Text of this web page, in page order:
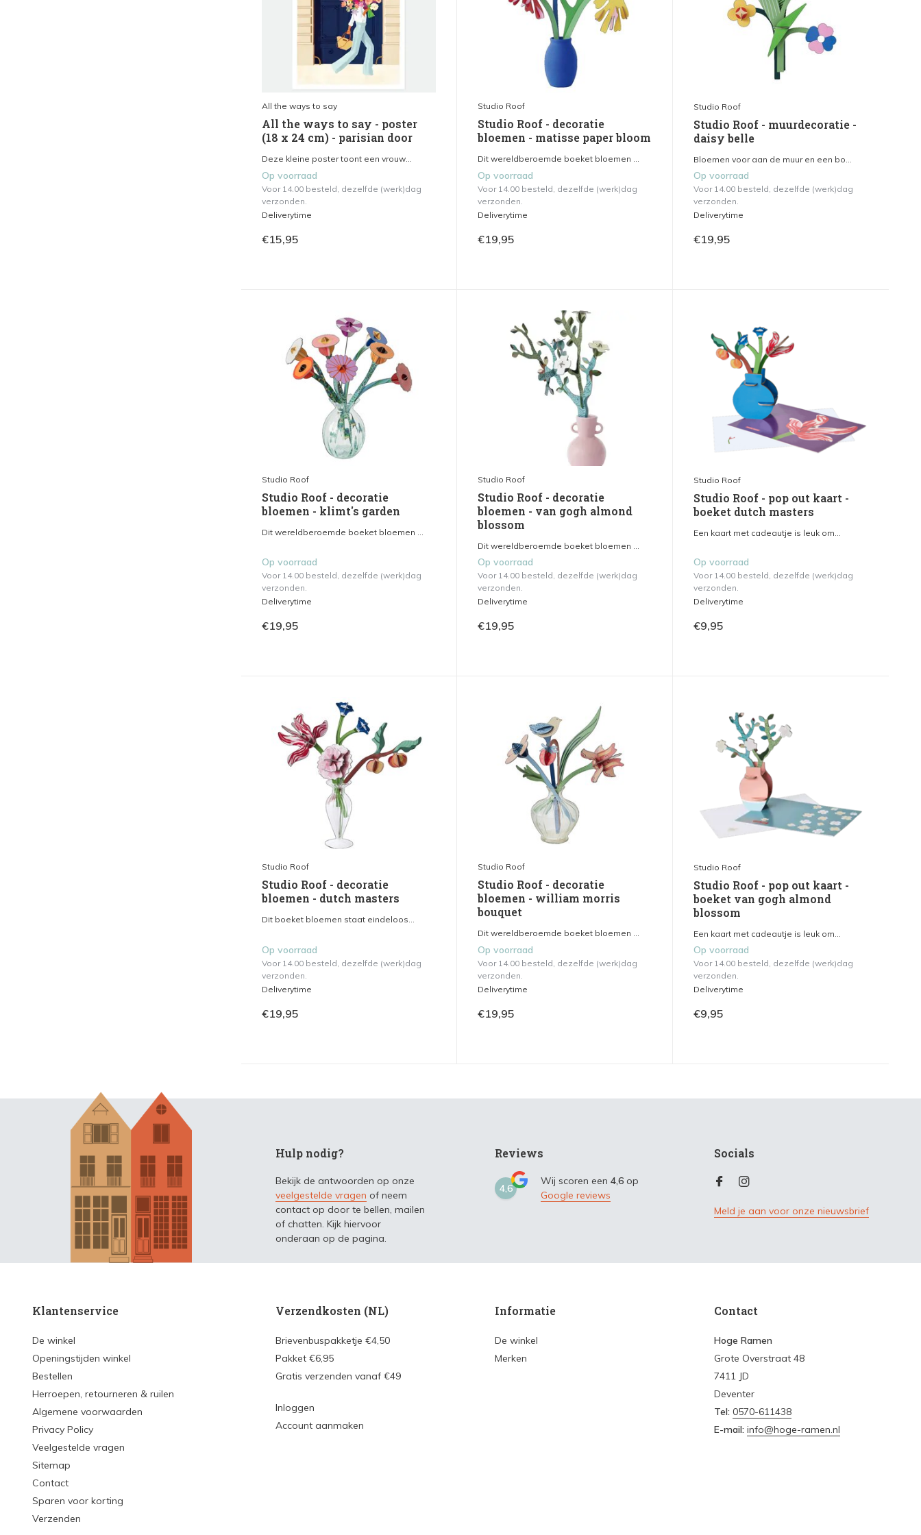
All the ways to say
All the ways to say - poster
(18 x 24 cm) - parisian door
Deze kleine poster toont een vrouw...
Op voorraad
Voor 14.00 besteld, dezelfde (werk)dag
verzonden.
Deliverytime
€15,95
Studio Roof
Studio Roof - decoratie
bloemen - matisse paper bloom
Dit wereldberoemde boeket bloemen ...
Op voorraad
Voor 14.00 besteld, dezelfde (werk)dag
verzonden.
Deliverytime
€19,95
Studio Roof
Studio Roof - muurdecoratie -
daisy belle
Bloemen voor aan de muur en een bo...
Op voorraad
Voor 14.00 besteld, dezelfde (werk)dag
verzonden.
Deliverytime
€19,95
Studio Roof
Studio Roof - decoratie
bloemen - klimt's garden
Dit wereldberoemde boeket bloemen ...
Op voorraad
Voor 14.00 besteld, dezelfde (werk)dag
verzonden.
Deliverytime
€19,95
Studio Roof
Studio Roof - decoratie
bloemen - van gogh almond
blossom
Dit wereldberoemde boeket bloemen ...
Op voorraad
Voor 14.00 besteld, dezelfde (werk)dag
verzonden.
Deliverytime
€19,95
Studio Roof
Studio Roof - pop out kaart -
boeket dutch masters
Een kaart met cadeautje is leuk om...
Op voorraad
Voor 14.00 besteld, dezelfde (werk)dag
verzonden.
Deliverytime
€9,95
Studio Roof
Studio Roof - decoratie
bloemen - dutch masters
Dit boeket bloemen staat eindeloos...
Op voorraad
Voor 14.00 besteld, dezelfde (werk)dag
verzonden.
Deliverytime
€19,95
Studio Roof
Studio Roof - decoratie
bloemen - william morris
bouquet
Dit wereldberoemde boeket bloemen ...
Op voorraad
Voor 14.00 besteld, dezelfde (werk)dag
verzonden.
Deliverytime
€19,95
Studio Roof
Studio Roof - pop out kaart -
boeket van gogh almond
blossom
Een kaart met cadeautje is leuk om...
Op voorraad
Voor 14.00 besteld, dezelfde (werk)dag
verzonden.
Deliverytime
€9,95
Hulp nodig?
Bekijk de antwoorden op onze
veelgestelde vragen of neem
contact op door te bellen, mailen
of chatten. Kijk hiervoor
onderaan op de pagina.
Reviews
4,6
Wij scoren een 4,6 op
Google reviews
Socials
Meld je aan voor onze nieuwsbrief
Klantenservice
De winkel
Openingstijden winkel
Bestellen
Herroepen, retourneren & ruilen
Algemene voorwaarden
Privacy Policy
Veelgestelde vragen
Sitemap
Contact
Sparen voor korting
Verzenden
Verzendkosten (NL)
Brievenbuspakketje €4,50
Pakket €6,95
Gratis verzenden vanaf €49
Inloggen
Account aanmaken
Informatie
De winkel
Merken
Contact
Hoge Ramen
Grote Overstraat 48
7411 JD
Deventer
Tel: 0570-611438
E-mail: info@hoge-ramen.nl